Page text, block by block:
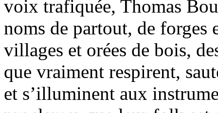
voix trafiquée, Thomas
noms de partout, de forges
villages et orées de bois,
que vraiment respirent,
et s’illuminent aux